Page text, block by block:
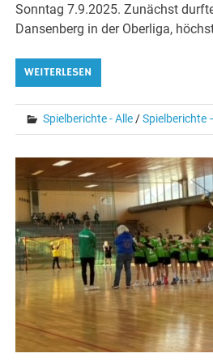
Sonntag 7.9.2025. Zunächst
Dansenberg in der Oberliga,
WEITERLESEN
Spielberichte - Alle /Spielberichte